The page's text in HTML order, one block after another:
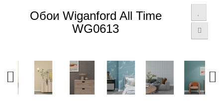
Обои Wiganford All Time
WG0613